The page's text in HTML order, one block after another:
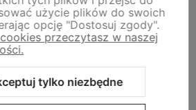
5840152571
| Tel.:781350938
użycie plików do swoich
opcję "Dostosuj zgody".
przeczytasz w naszej
tylko niezbędne